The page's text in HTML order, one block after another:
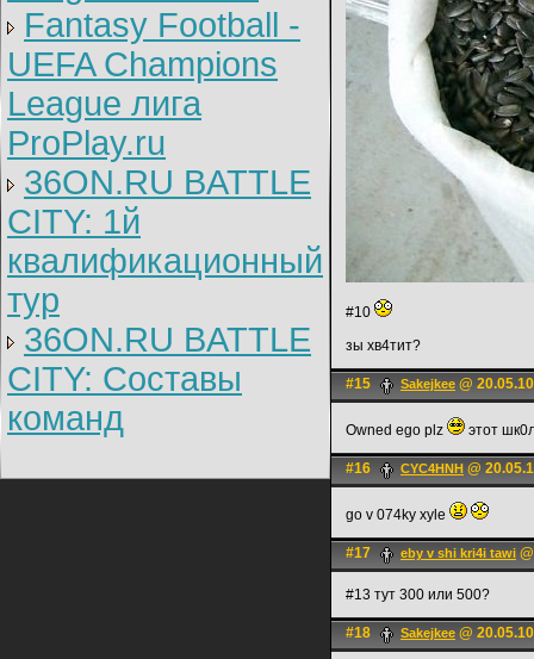
Fantasy Football -
UEFA Champions
League лига
ProPlay.ru
36ON.RU BATTLE
CITY: 1й
квалификационный
тур
36ON.RU BATTLE
CITY: Составы
команд
#10
зы хв4тит?
#15 Sakejkee @
Owned ego plz этот
#16 CYC4HNH @
go v 074ky xyle
#17 eby v shi kri4i tawi
#13 тут 300 или 500?
#18 Sakejkee @